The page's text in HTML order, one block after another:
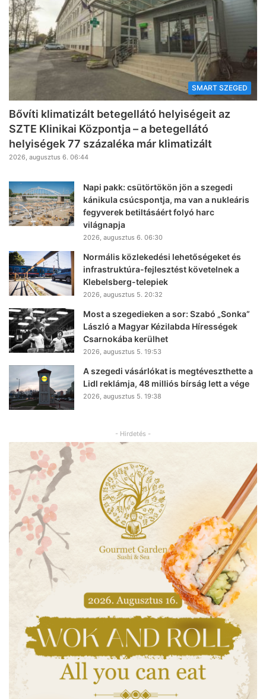
SMART SZEGED
Bővíti klimatizált betegellátó helyiségeit az
SZTE Klinikai Központja – a betegellátó
helyiségek 77 százaléka már klimatizált
2026, augusztus 6. 06:44
Napi pakk: csütörtökön jön a szegedi
kánikula csúcspontja, ma van a nukleáris
fegyverek betiltásáért folyó harc
világnapja
2026, augusztus 6. 06:30
Normális közlekedési lehetőségeket és
infrastruktúra-fejlesztést követelnek a
Klebelsberg-telepiek
2026, augusztus 5. 20:32
Most a szegedieken a sor: Szabó „Sonka”
László a Magyar Kézilabda Hírességek
Csarnokába kerülhet
2026, augusztus 5. 19:53
A szegedi vásárlókat is megtéveszthette a
Lidl reklámja, 48 milliós bírság lett a vége
2026, augusztus 5. 19:38
- Hirdetés -